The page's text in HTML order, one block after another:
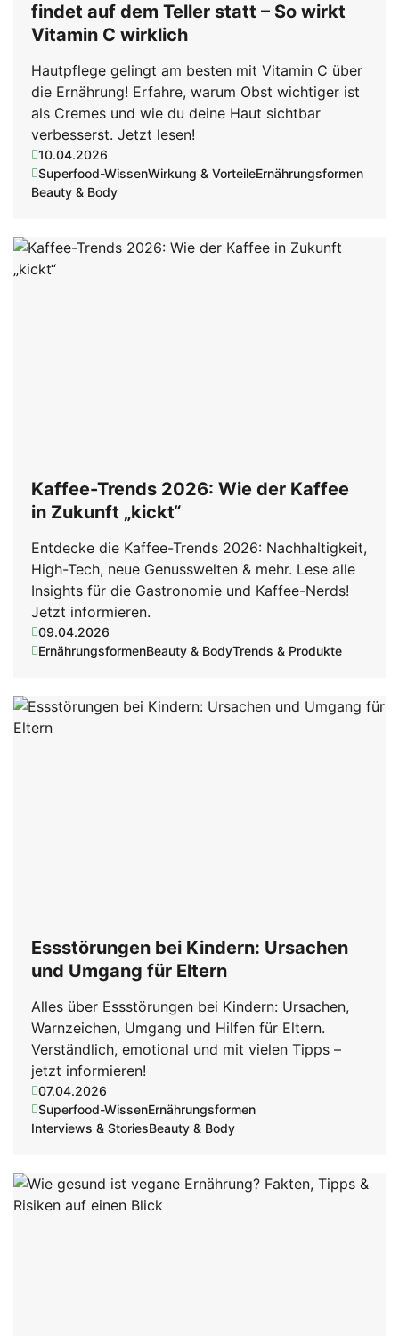
findet auf dem Teller statt – So wirkt
Vitamin C wirklich
Hautpflege gelingt am besten mit Vitamin C über
die Ernährung! Erfahre, warum Obst wichtiger ist
als Cremes und wie du deine Haut sichtbar
verbesserst. Jetzt lesen!
10.04.2026
Superfood-WissenWirkung & VorteileErnährungsformen
Beauty & Body
Kaffee-Trends 2026: Wie der Kaffee
in Zukunft „kickt“
Entdecke die Kaffee-Trends 2026: Nachhaltigkeit,
High-Tech, neue Genusswelten & mehr. Lese alle
Insights für die Gastronomie und Kaffee-Nerds!
Jetzt informieren.
09.04.2026
ErnährungsformenBeauty & BodyTrends & Produkte
Essstörungen bei Kindern: Ursachen
und Umgang für Eltern
Alles über Essstörungen bei Kindern: Ursachen,
Warnzeichen, Umgang und Hilfen für Eltern.
Verständlich, emotional und mit vielen Tipps –
jetzt informieren!
07.04.2026
Superfood-WissenErnährungsformen
Interviews & StoriesBeauty & Body